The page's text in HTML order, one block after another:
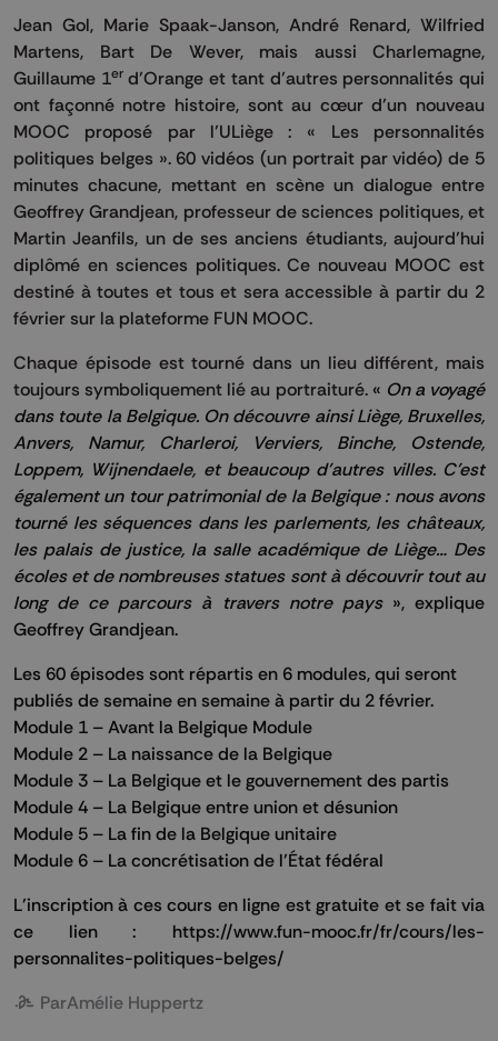
Jean Gol, Marie Spaak-Janson, André Renard, Wilfried
Martens, Bart De Wever, mais aussi Charlemagne,
Guillaume 1erd’Orange et tant d’autres personnalités qui
ont façonné notre histoire, sont au cœur d’un nouveau
MOOC proposé par l’ULiège : « Les personnalités
politiques belges ». 60 vidéos (un portrait par vidéo) de 5
minutes chacune, mettant en scène un dialogue entre
Geoffrey Grandjean, professeur de sciences politiques, et
Martin Jeanfils, un de ses anciens étudiants, aujourd’hui
diplômé en sciences politiques. Ce nouveau MOOC est
destiné à toutes et tous et sera accessible à partir du 2
février sur la plateforme FUN MOOC.
Chaque épisode est tourné dans un lieu différent, mais
toujours symboliquement lié au portraituré. « On a voyagé
dans toute la Belgique. On découvre ainsi Liège, Bruxelles,
Anvers, Namur, Charleroi, Verviers, Binche, Ostende,
Loppem, Wijnendaele, et beaucoup d’autres villes. C’est
également un tour patrimonial de la Belgique : nous avons
tourné les séquences dans les parlements, les châteaux,
les palais de justice, la salle académique de Liège… Des
écoles et de nombreuses statues sont à découvrir tout au
long de ce parcours à travers notre pays », explique
Geoffrey Grandjean.
Les 60 épisodes sont répartis en 6 modules, qui seront
publiés de semaine en semaine à partir du 2 février.
Module 1 – Avant la Belgique Module
Module 2 – La naissance de la Belgique
Module 3 – La Belgique et le gouvernement des partis
Module 4 – La Belgique entre union et désunion
Module 5 – La fin de la Belgique unitaire
Module 6 – La concrétisation de l’État fédéral
L’inscription à ces cours en ligne est gratuite et se fait via
ce lien : https://www.fun-mooc.fr/fr/cours/les-
personnalites-politiques-belges/
ParAmélie Huppertz